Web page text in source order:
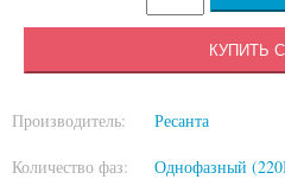
КУПИТЬ
Производитель: Ресанта
Количество фаз: Однофазный